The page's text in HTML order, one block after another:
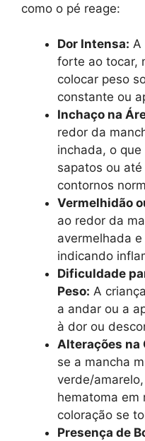
como o pé reage:
Dor Intensa: A
forte ao tocar,
colocar peso
constante ou
Inchaço na
redor da
inchada, o
sapatos ou
contornos
Vermelhidão
ao redor da
avermelhada
indicando
Dificuldade
Peso: A
a andar ou a
à dor ou
Alterações na
se a mancha
verde/
hematoma em
coloração se
Presença de